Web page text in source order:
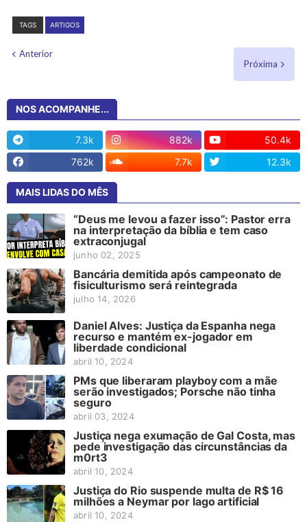
TAGS ARTIGOS
Anterior
Próxima
NOS ACOMPANHE...
7.3k 882k
50.4k
762k
7.7k 12.3k
MAIS LIDAS DO MÊS
“Deus me levou a fazer isso”: Pastor erra
na interpretação da bíblia e tem caso
extraconjugal
junho 02, 2025
Bancária demitida após campeonato de
fisiculturismo será reintegrada
julho 14, 2026
Daniel Alves: Justiça da Espanha nega
recurso e mantém ex-jogador em
liberdade condicional
abril 10, 2024
PMs que liberaram playboy com a mãe
serão investigados; Porsche não tinha
seguro
abril 03, 2024
Justiça nega exumação de Gal Costa, mas
pede investigação das circunstâncias da
m0rt3
abril 10, 2024
Justiça do Rio suspende multa de R$ 16
milhões a Neymar por lago artificial
abril 10, 2024